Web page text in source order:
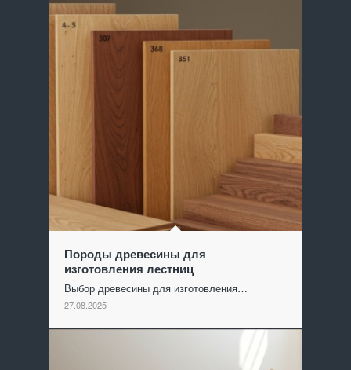
Породы древесины для
изготовления лестниц
Выбор древесины для изготовления…
27.08.2025